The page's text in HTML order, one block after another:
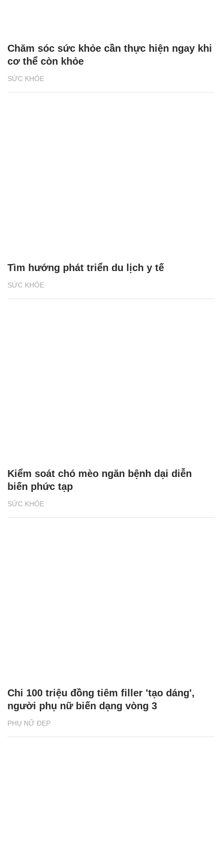
SỨC KHỎE
Chăm sóc sức khỏe cần thực hiện ngay khi
cơ thể còn khỏe
SỨC KHỎE
Tìm hướng phát triển du lịch y tế
SỨC KHỎE
Kiểm soát chó mèo ngăn bệnh dại diễn
biến phức tạp
PHỤ NỮ ĐẸP
Chi 100 triệu đồng tiêm filler 'tạo dáng',
người phụ nữ biến dạng vòng 3